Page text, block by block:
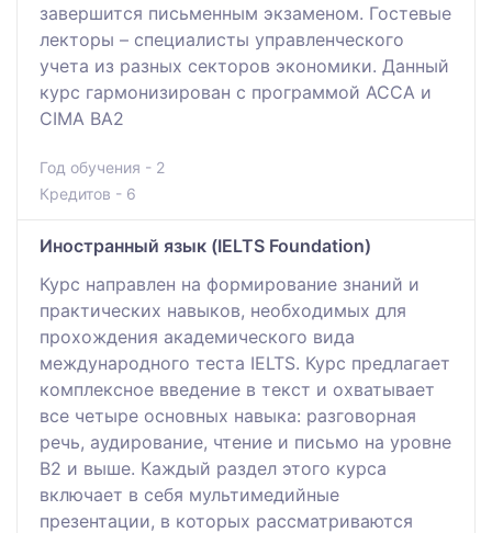
завершится письменным экзаменом. Гостевые
лекторы – специалисты управленческого
учета из разных секторов экономики. Данный
курс гармонизирован с программой АССА и
CIMA ВА2
Год обучения - 2
Кредитов - 6
Иностранный язык (IELTS Foundation)
Курс направлен на формирование знаний и
практических навыков, необходимых для
прохождения академического вида
международного теста IELTS. Курс предлагает
комплексное введение в текст и охватывает
все четыре основных навыка: разговорная
речь, аудирование, чтение и письмо на уровне
В2 и выше. Каждый раздел этого курса
включает в себя мультимедийные
презентации, в которых рассматриваются